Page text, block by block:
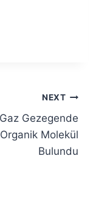
NEXT
Gezegende
Organik Molekül
Bulundu